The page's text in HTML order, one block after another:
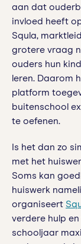
aan dat
invloed heeft
Squla,
grotere vraag
ouders hun
leren. Daarom
platform
buitenschool
te oefenen.
Is het dan zo
met het
Soms kan
huiswerk
organiseert
verdere hulp
schooljaar